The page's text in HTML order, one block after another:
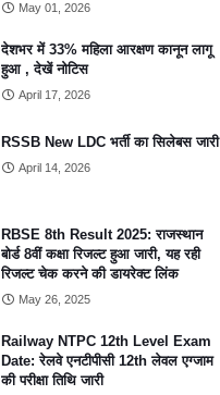
May 01, 2026
देशभर में 33% महिला आरक्षण कानून लागू
हुआ , देखें नोटिस
April 17, 2026
RSSB New LDC भर्ती का सिलेबस जारी
April 14, 2026
RBSE 8th Result 2025: राजस्थान
बोर्ड 8वीं कक्षा रिजल्ट हुआ जारी, यह रही
रिजल्ट चेक करने की डायरेक्ट लिंक
May 26, 2025
Railway NTPC 12th Level Exam
Date: रेलवे एनटीपीसी 12th लेवल एग्जाम
की परीक्षा तिथि जारी